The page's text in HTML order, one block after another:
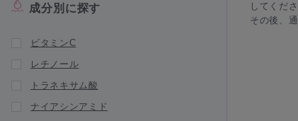
Luscious Lips（ラシャ スリップ）
ソリューションズ）
natumedica（ナチュメディカ）
Ogshi（おぐし）
成分別に探す
ビタミンC
レチノール
トラネキサム酸
ナイアシンアミド
してくださ
その後、